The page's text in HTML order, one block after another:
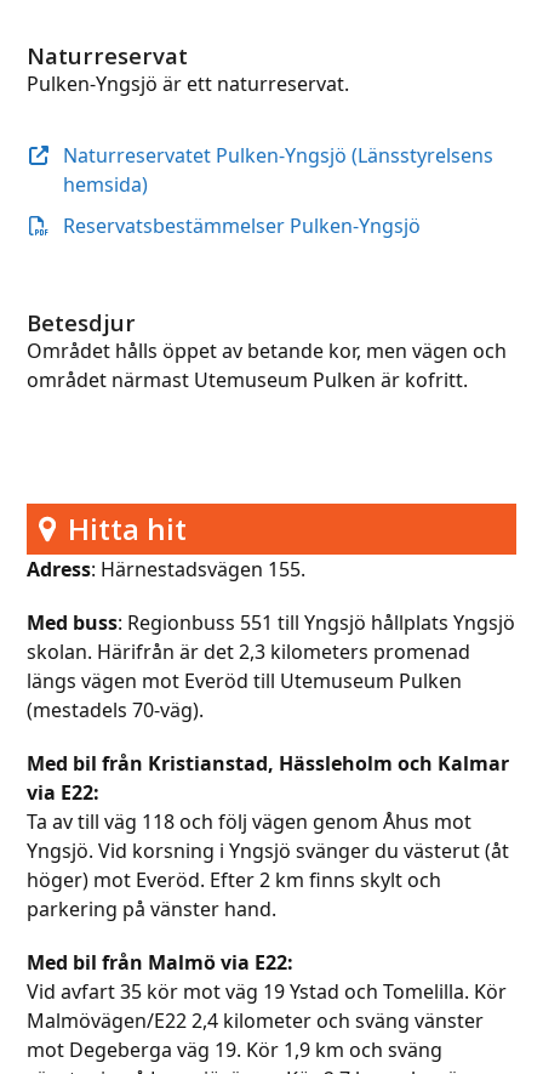
Naturreservat
Pulken-Yngsjö är ett naturreservat.
Naturreservatet Pulken-Yngsjö (Länsstyrelsens
hemsida)
Reservatsbestämmelser Pulken-Yngsjö
Betesdjur
Området hålls öppet av betande kor, men vägen och
området närmast Utemuseum Pulken är kofritt.
Hitta hit
Adress: Härnestadsvägen 155.
Med buss: Regionbuss 551 till Yngsjö hållplats Yngsjö
skolan. Härifrån är det 2,3 kilometers promenad
längs vägen mot Everöd till Utemuseum Pulken
(mestadels 70-väg).
Med bil från Kristianstad, Hässleholm och Kalmar
via E22:
Ta av till väg 118 och följ vägen genom Åhus mot
Yngsjö. Vid korsning i Yngsjö svänger du västerut (åt
höger) mot Everöd. Efter 2 km finns skylt och
parkering på vänster hand.
Med bil från Malmö via E22:
Vid avfart 35 kör mot väg 19 Ystad och Tomelilla. Kör
Malmövägen/E22 2,4 kilometer och sväng vänster
mot Degeberga väg 19. Kör 1,9 km och sväng